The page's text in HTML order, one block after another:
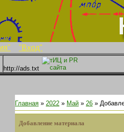
"Вход"
http://ads.txt
Главная » 2022 » Май » 26 »
Добавление материала